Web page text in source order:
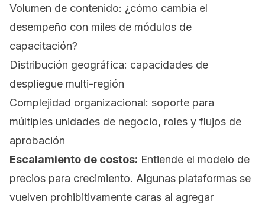
Volumen de contenido: ¿cómo cambia el
desempeño con miles de módulos de
capacitación?
Distribución geográfica: capacidades de
despliegue multi-región
Complejidad organizacional: soporte para
múltiples unidades de negocio, roles y flujos de
aprobación
Escalamiento de costos: Entiende el modelo de
precios para crecimiento. Algunas plataformas se
vuelven prohibitivamente caras al agregar